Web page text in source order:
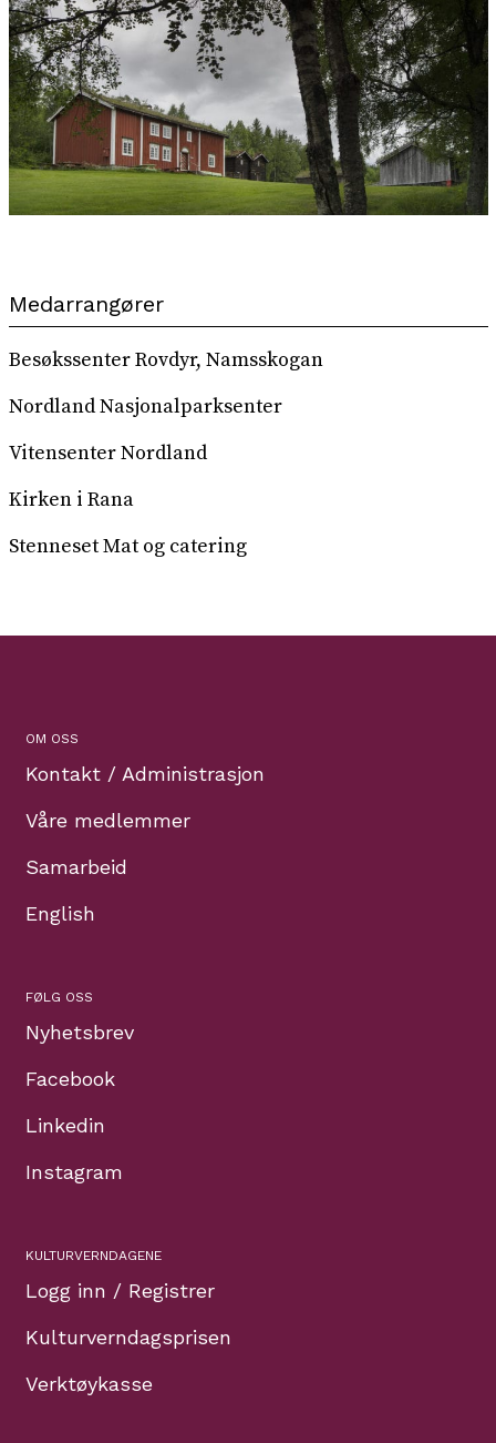
Medarrangører
Besøkssenter Rovdyr, Namsskogan
Nordland Nasjonalparksenter
Vitensenter Nordland
Kirken i Rana
Stenneset Mat og catering
OM OSS
Kontakt / Administrasjon
Våre medlemmer
Samarbeid
English
FØLG OSS
Nyhetsbrev
Facebook
Linkedin
Instagram
KULTURVERNDAGENE
Logg inn / Registrer
Kulturverndagsprisen
Verktøykasse